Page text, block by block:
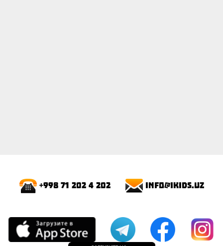
+998 71 202 4 202 info@ikids.uz